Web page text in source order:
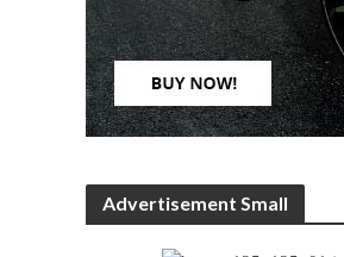
Advertisement Small